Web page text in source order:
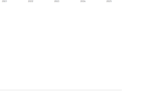
участвующих или
торгах показано
контрактов от
работы
запросу заказчика.